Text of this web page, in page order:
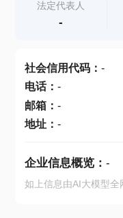
查产地
法定代表人
-
社会信用代码： -
电话： -
邮箱： -
地址： -
企业信息概览： -
如上信息由AI大模型